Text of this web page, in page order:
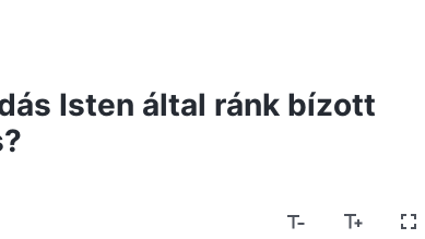
Isten által ránk bízott